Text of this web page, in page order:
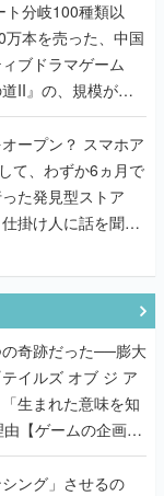
く開発秘話
分岐100種類以
万本を売った、中国
ブドラマゲーム
II』の、規模が違
サーに聞いた
？ スマホア
て、わずか6ヵ月で
た発見型ストア
掛け人に話を聞い
の奇跡だった──膨大
イルズ オブ ジ ア
生まれた意味を知
【ゲームの企画
ング」させるの